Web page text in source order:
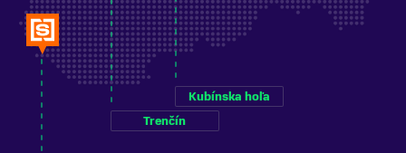
Trenčín
Kubínska hoľa